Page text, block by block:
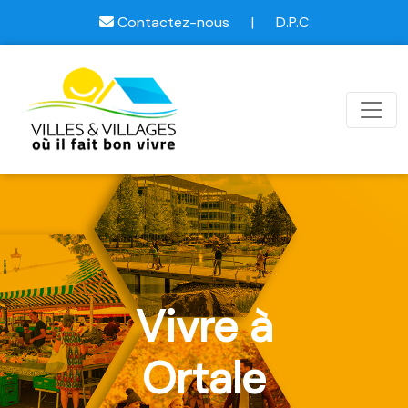
Contactez-nous | D.P.C
Vivre à
Ortale